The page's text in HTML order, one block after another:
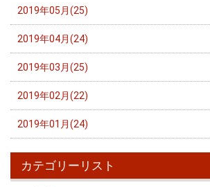
2019年05月(25)
2019年04月(24)
2019年03月(25)
2019年02月(22)
2019年01月(24)
カテゴリーリスト